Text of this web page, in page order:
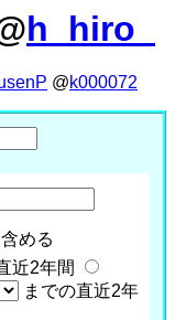
h_hiro_
@k000072
める
近2年間
までの直近2年